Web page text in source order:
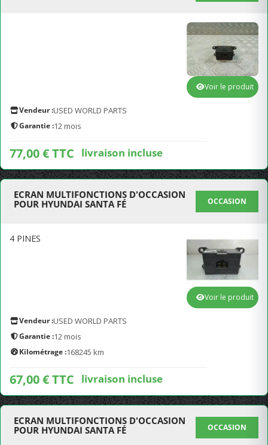
Vendeur :USED WORLD PARTS
Garantie :12 mois
77,00 € TTC livraison incluse
Voir le produit
ECRAN MULTIFONCTIONS D'OCCASION
POUR HYUNDAI SANTA FÉ
OCCASION
4 PINES
Vendeur :USED WORLD PARTS
Garantie :12 mois
Kilométrage :168245 km
67,00 € TTC livraison incluse
Voir le produit
ECRAN MULTIFONCTIONS D'OCCASION
POUR HYUNDAI SANTA FÉ
OCCASION